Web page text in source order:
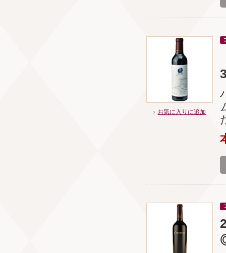
お気に入りに追加